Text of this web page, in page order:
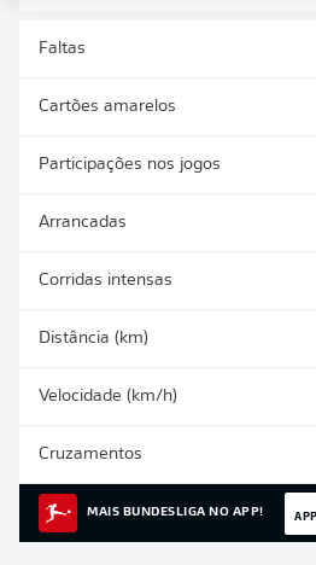
Faltas
Cartões amarelos
Participações nos jogos
Arrancadas
Corridas intensas
Distância (km)
Velocidade (km/h)
Cruzamentos
MAIS BUNDESLIGA NO APP!